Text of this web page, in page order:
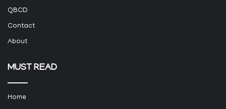
QBCD
Contact
About
MUST READ
Home